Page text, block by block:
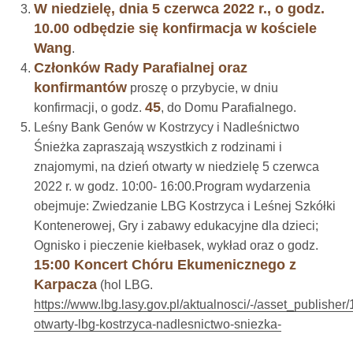
W niedzielę, dnia 5 czerwca 2022 r., o godz.
10.00 odbędzie się konfirmacja w kościele
Wang.
Członków Rady Parafialnej oraz
konfirmantówproszę o przybycie, w dniu
konfirmacji, o godz. 45, do Domu Parafialnego.
Leśny Bank Genów w Kostrzycy i Nadleśnictwo
Śnieżka zapraszają wszystkich z rodzinami i
znajomymi, na dzień otwarty w niedzielę 5 czerwca
2022 r. w godz. 10:00- 16:00.Program wydarzenia
obejmuje: Zwiedzanie LBG Kostrzyca i Leśnej Szkółki
Kontenerowej, Gry i zabawy edukacyjne dla dzieci;
Ognisko i pieczenie kiełbasek, wykład oraz o godz.
15:00 Koncert Chóru Ekumenicznego z
Karpacza(hol LBG.
https://www.lbg.lasy.gov.pl/aktualnosci/-/
otwarty-lbg-kostrzyca-nadlesnictwo-sniezka-